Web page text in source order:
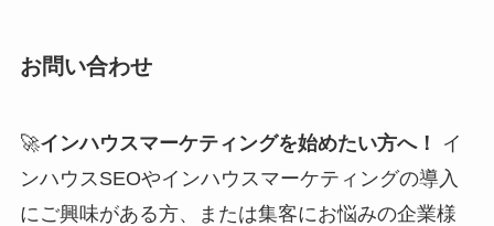
お問い合わせ
🚀インハウスマーケティングを始めたい方へ！
イ
ンハウスSEOやインハウスマーケティングの導入
にご興味がある方、または集客にお悩みの企業様